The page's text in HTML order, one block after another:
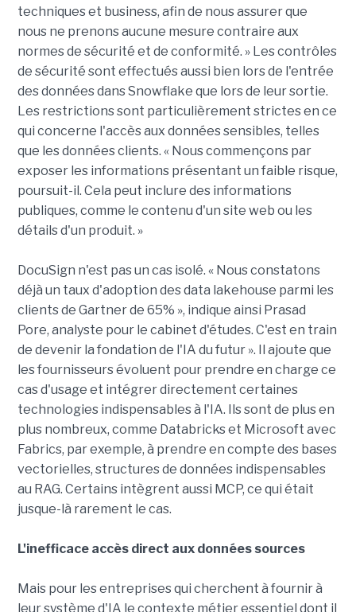
techniques et business, afin de nous assurer que
nous ne prenons aucune mesure contraire aux
normes de sécurité et de conformité. » Les contrôles
de sécurité sont effectués aussi bien lors de l'entrée
des données dans Snowflake que lors de leur sortie.
Les restrictions sont particulièrement strictes en ce
qui concerne l'accès aux données sensibles, telles
que les données clients. « Nous commençons par
exposer les informations présentant un faible risque,
poursuit-il. Cela peut inclure des informations
publiques, comme le contenu d'un site web ou les
détails d'un produit. »
DocuSign n'est pas un cas isolé. « Nous constatons
déjà un taux d'adoption des data lakehouse parmi les
clients de Gartner de 65% », indique ainsi Prasad
Pore, analyste pour le cabinet d'études. C'est en train
de devenir la fondation de l'IA du futur ». Il ajoute que
les fournisseurs évoluent pour prendre en charge ce
cas d'usage et intégrer directement certaines
technologies indispensables à l'IA. Ils sont de plus en
plus nombreux, comme Databricks et Microsoft avec
Fabrics, par exemple, à prendre en compte des bases
vectorielles, structures de données indispensables
au RAG. Certains intègrent aussi MCP, ce qui était
jusque-là rarement le cas.
L'inefficace accès direct aux données sources
Mais pour les entreprises qui cherchent à fournir à
leur système d'IA le contexte métier essentiel dont il